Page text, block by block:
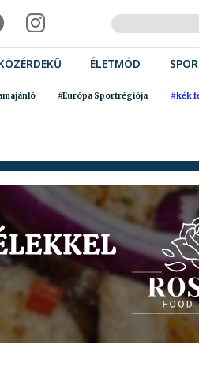
ÉLETMÓD
#Európa Sportrégiója #kék